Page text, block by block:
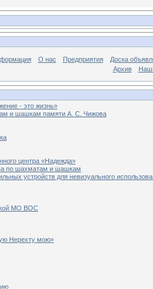
О нас Предприятия
Доска
Архив
- это жизнь»
и шашкам памяти А. С. Чижова
центра «Надежда»
по шахматам и шашкам
устройств для невизуального
МО ВОС
Нерехту мою»